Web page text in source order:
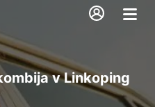
v Linkoping